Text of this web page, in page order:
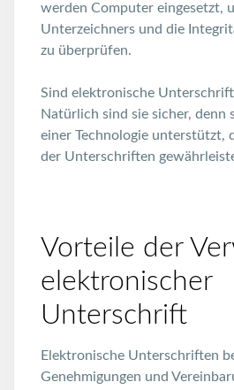
werden Computer eingesetzt,
Unterzeichners und die
zu überprüfen.
Sind elektronische
Natürlich sind sie sicher, denn
einer Technologie unterstützt,
der Unterschriften
Vorteile der
elektronischer
Unterschrift
Elektronische Unterschriften
Genehmigungen und